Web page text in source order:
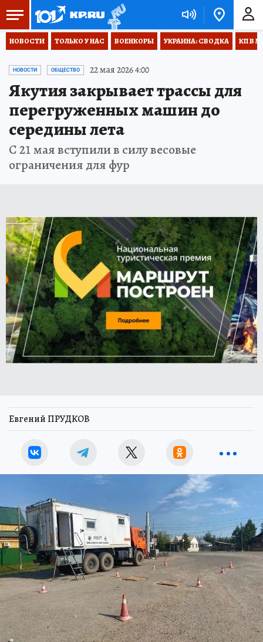
НОВОСТИ ТОЛЬКО У НАС ВОЕНКОРЫ УКРАИНА: СВОДКА КП В
НОВОСТИ ОБЩЕСТВО 22 мая 2026 4:00
Якутия закрывает трассы для
перегруженных машин до
середины лета
С 21 мая вступили в силу весовые
ограничения для фур
Евгений ПРУДКОВ